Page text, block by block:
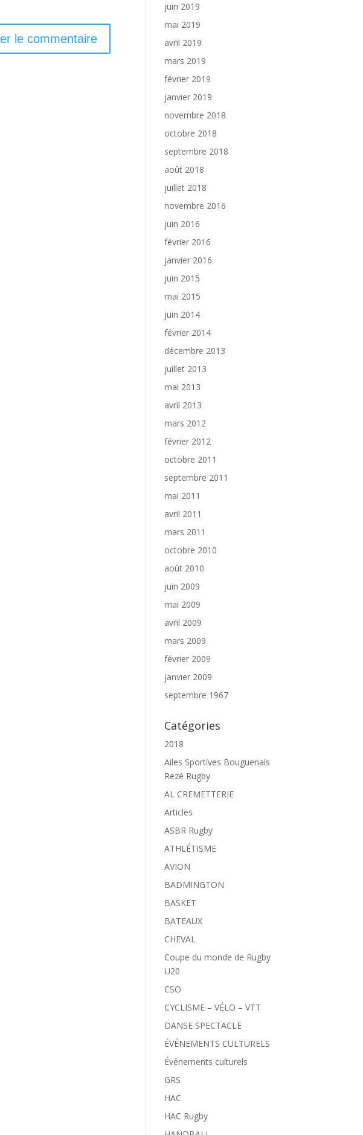
juin 2019
mai 2019
avril 2019
mars 2019
février 2019
janvier 2019
novembre 2018
octobre 2018
septembre 2018
août 2018
juillet 2018
novembre 2016
juin 2016
février 2016
janvier 2016
juin 2015
mai 2015
juin 2014
février 2014
décembre 2013
juillet 2013
mai 2013
avril 2013
mars 2012
février 2012
octobre 2011
septembre 2011
mai 2011
avril 2011
mars 2011
octobre 2010
août 2010
juin 2009
mai 2009
avril 2009
mars 2009
février 2009
janvier 2009
septembre 1967
Catégories
2018
Ailes Sportives Bouguenais
Rezé Rugby
AL CREMETTERIE
Articles
ASBR Rugby
ATHLÉTISME
AVION
BADMINGTON
BASKET
BATEAUX
CHEVAL
Coupe du monde de Rugby
U20
CSO
CYCLISME – VÉLO – VTT
DANSE SPECTACLE
ÉVÉNEMENTS CULTURELS
Événements culturels
GRS
HAC
HAC Rugby